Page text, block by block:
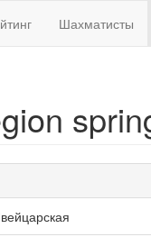
Шахматисты